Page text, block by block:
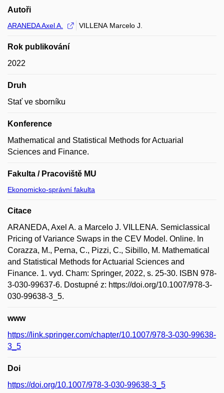
Autoři
ARANEDA Axel A. VILLENA Marcelo J.
Rok publikování
2022
Druh
Stať ve sborníku
Konference
Mathematical and Statistical Methods for Actuarial
Sciences and Finance.
Fakulta / Pracoviště MU
Ekonomicko-správní fakulta
Citace
ARANEDA, Axel A. a Marcelo J. VILLENA. Semiclassical
Pricing of Variance Swaps in the CEV Model. Online. In
Corazza, M., Perna, C., Pizzi, C., Sibillo, M. Mathematical
and Statistical Methods for Actuarial Sciences and
Finance. 1. vyd. Cham: Springer, 2022, s. 25-30. ISBN 978-
3-030-99637-6. Dostupné z: https://doi.org/10.1007/978-3-
030-99638-3_5.
www
https://link.springer.com/chapter/10.1007/978-3-030-99638-
3_5
Doi
https://doi.org/10.1007/978-3-030-99638-3_5